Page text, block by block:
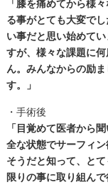
「膝を痛めてから様
る事がとても大変で
い事だと思い始めて
すが、様々な課題に
ん。みんなからの励
す。」
・手術後
「目覚めて医者から
全な状態でサーフィ
そうだと知って、と
限りの事に取り組んで